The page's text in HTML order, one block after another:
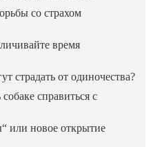
со страхом
время
страдать от одиночества?
справиться с
или новое открытие